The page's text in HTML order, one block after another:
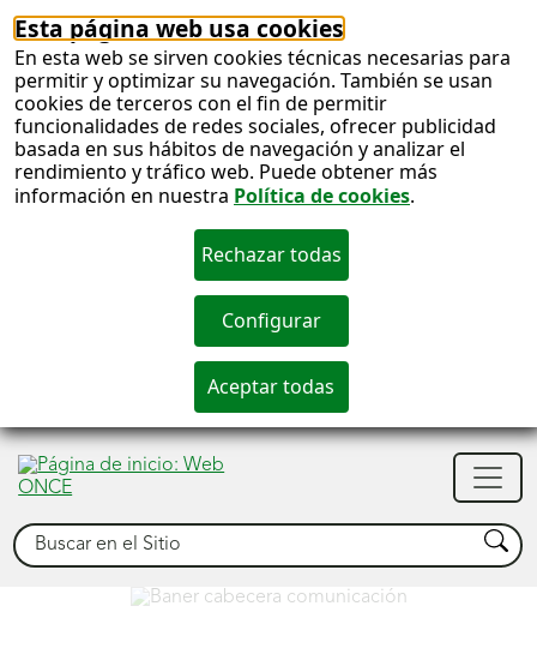
Esta página web usa cookies
En esta web se sirven cookies técnicas necesarias para
permitir y optimizar su navegación. También se usan
cookies de terceros con el fin de permitir
funcionalidades de redes sociales, ofrecer publicidad
basada en sus hábitos de navegación y analizar el
rendimiento y tráfico web. Puede obtener más
información en nuestra Política de cookies.
Buscar Buscar
Comunicación